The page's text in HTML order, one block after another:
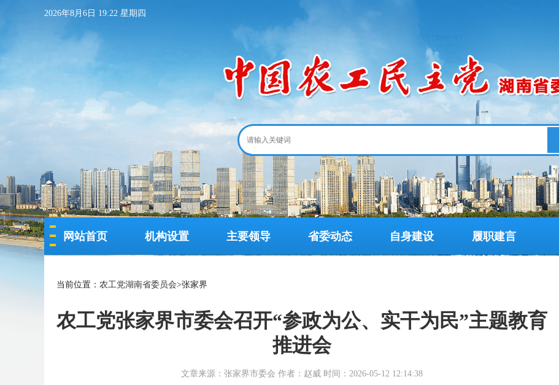
2026年8月6日 19:22 星期四
网站首页 机构设置 主要领导 省委动态 自身建设 履职建言
当前位置： 农工党湖南省委员会>张家界
农工党张家界市委会召开“参政为公、实干为民”主题教育
推进会
文章来源：张家界市委会 作者：赵威 时间：2026-05-12 12:14:38